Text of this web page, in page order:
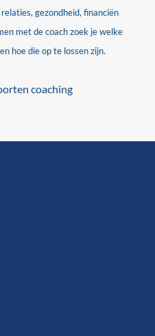
gezondheid, financiën
met de coach zoek je welke
hoe die op te lossen zijn.
coaching